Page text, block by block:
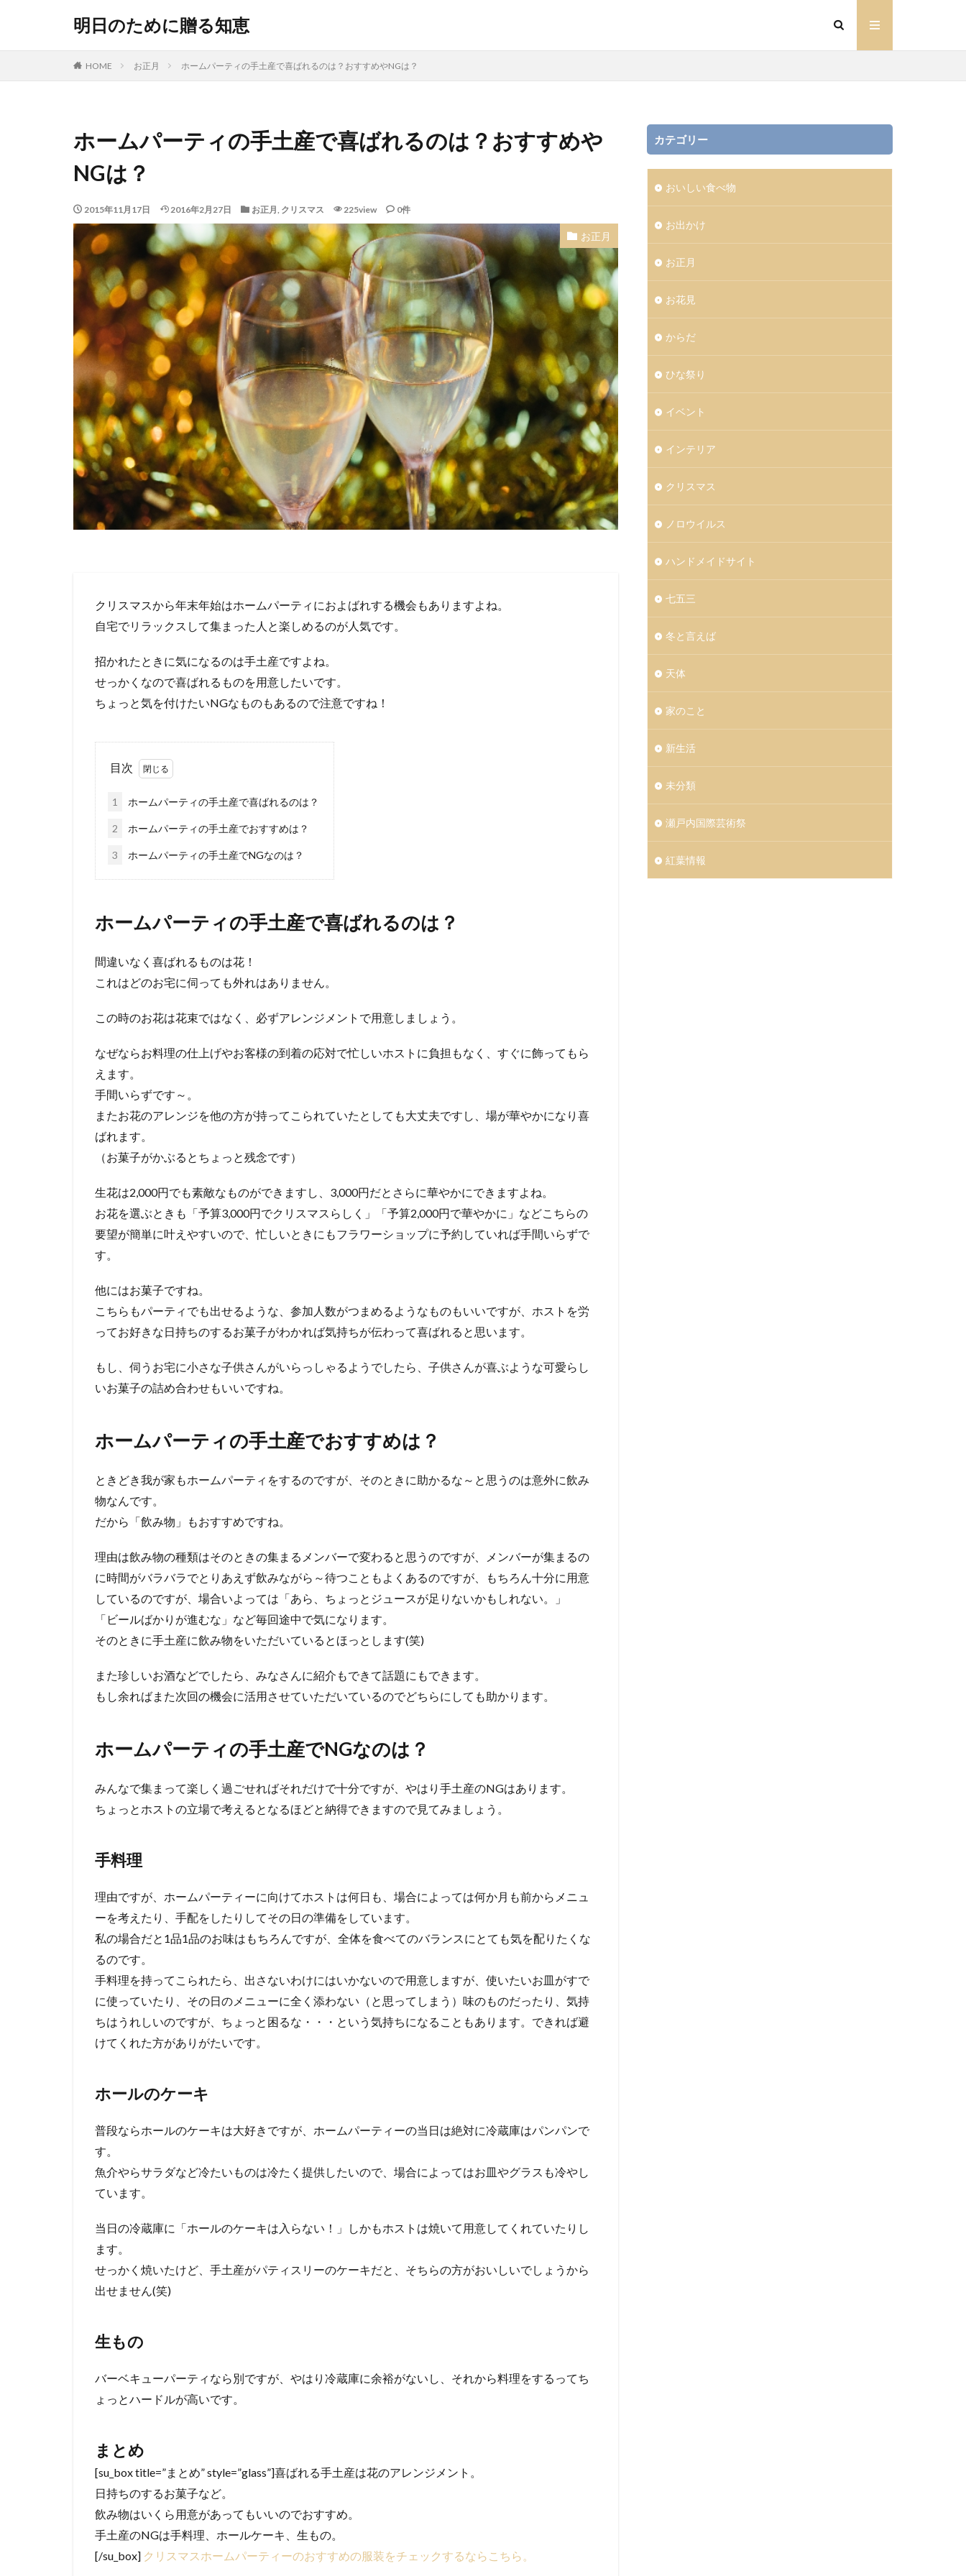
明日のために贈る知恵
HOME お正月 ホームパーティの手土産で喜ばれるのは？おすすめやNGは？
ホームパーティの手土産で喜ばれるのは？おすすめや
NGは？
2015年11月17日 2016年2月27日 お正月, クリスマス 225view 0件
お正月
クリスマスから年末年始はホームパーティにおよばれする機会もありますよね。
自宅でリラックスして集まった人と楽しめるのが人気です。
招かれたときに気になるのは手土産ですよね。
せっかくなので喜ばれるものを用意したいです。
ちょっと気を付けたいNGなものもあるので注意ですね！
目次
1 ホームパーティの手土産で喜ばれるのは？
2 ホームパーティの手土産でおすすめは？
3 ホームパーティの手土産でNGなのは？
ホームパーティの手土産で喜ばれるのは？
間違いなく喜ばれるものは花！
これはどのお宅に伺っても外れはありません。
この時のお花は花束ではなく、必ずアレンジメントで用意しましょう。
なぜならお料理の仕上げやお客様の到着の応対で忙しいホストに負担もなく、すぐに飾ってもら
えます。
手間いらずです～。
またお花のアレンジを他の方が持ってこられていたとしても大丈夫ですし、場が華やかになり喜
ばれます。
（お菓子がかぶるとちょっと残念です）
生花は2,000円でも素敵なものができますし、3,000円だとさらに華やかにできますよね。
お花を選ぶときも「予算3,000円でクリスマスらしく」「予算2,000円で華やかに」などこちらの
要望が簡単に叶えやすいので、忙しいときにもフラワーショップに予約していれば手間いらずで
す。
他にはお菓子ですね。
こちらもパーティでも出せるような、参加人数がつまめるようなものもいいですが、ホストを労
ってお好きな日持ちのするお菓子がわかれば気持ちが伝わって喜ばれると思います。
もし、伺うお宅に小さな子供さんがいらっしゃるようでしたら、子供さんが喜ぶような可愛らし
いお菓子の詰め合わせもいいですね。
ホームパーティの手土産でおすすめは？
ときどき我が家もホームパーティをするのですが、そのときに助かるな～と思うのは意外に飲み
物なんです。
だから「飲み物」もおすすめですね。
理由は飲み物の種類はそのときの集まるメンバーで変わると思うのですが、メンバーが集まるの
に時間がバラバラでとりあえず飲みながら～待つこともよくあるのですが、もちろん十分に用意
しているのですが、場合いよっては「あら、ちょっとジュースが足りないかもしれない。」
「ビールばかりが進むな」など毎回途中で気になります。
そのときに手土産に飲み物をいただいているとほっとします(笑)
また珍しいお酒などでしたら、みなさんに紹介もできて話題にもできます。
もし余ればまた次回の機会に活用させていただいているのでどちらにしても助かります。
ホームパーティの手土産でNGなのは？
みんなで集まって楽しく過ごせればそれだけで十分ですが、やはり手土産のNGはあります。
ちょっとホストの立場で考えるとなるほどと納得できますので見てみましょう。
手料理
理由ですが、ホームパーティーに向けてホストは何日も、場合によっては何か月も前からメニュ
ーを考えたり、手配をしたりしてその日の準備をしています。
私の場合だと1品1品のお味はもちろんですが、全体を食べてのバランスにとても気を配りたくな
るのです。
手料理を持ってこられたら、出さないわけにはいかないので用意しますが、使いたいお皿がすで
に使っていたり、その日のメニューに全く添わない（と思ってしまう）味のものだったり、気持
ちはうれしいのですが、ちょっと困るな・・・という気持ちになることもあります。できれば避
けてくれた方がありがたいです。
ホールのケーキ
普段ならホールのケーキは大好きですが、ホームパーティーの当日は絶対に冷蔵庫はパンパンで
す。
魚介やらサラダなど冷たいものは冷たく提供したいので、場合によってはお皿やグラスも冷やし
ています。
当日の冷蔵庫に「ホールのケーキは入らない！」しかもホストは焼いて用意してくれていたりし
ます。
せっかく焼いたけど、手土産がパティスリーのケーキだと、そちらの方がおいしいでしょうから
出せません(笑)
生もの
バーベキューパーティなら別ですが、やはり冷蔵庫に余裕がないし、それから料理をするってち
ょっとハードルが高いです。
まとめ
[su_box title=”まとめ” style=”glass”]喜ばれる手土産は花のアレンジメント。
日持ちのするお菓子など。
飲み物はいくら用意があってもいいのでおすすめ。
手土産のNGは手料理、ホールケーキ、生もの。
[/su_box] クリスマスホームパーティーのおすすめの服装をチェックするならこちら。
カテゴリー
おいしい食べ物
お出かけ
お正月
お花見
からだ
ひな祭り
イベント
インテリア
クリスマス
ノロウイルス
ハンドメイドサイト
七五三
冬と言えば
天体
家のこと
新生活
未分類
瀬戸内国際芸術祭
紅葉情報